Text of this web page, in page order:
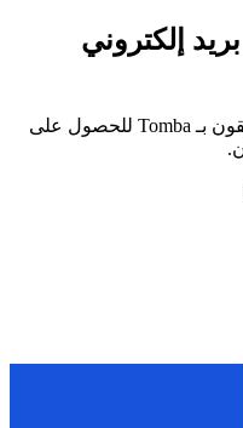
إلكتروني
انضم إلى أكثر من 150,000 محترف يثقون بـ Tomba للحصول على